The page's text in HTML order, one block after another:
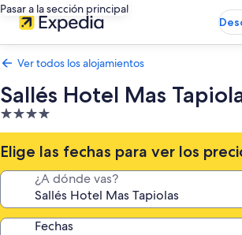
Pasar a la sección principal
Ver todos los alojamientos
Sallés Hotel Mas
Alojamiento
de
4.0 estrellas
Elige las fechas para ver los
¿A dónde vas?
Fechas